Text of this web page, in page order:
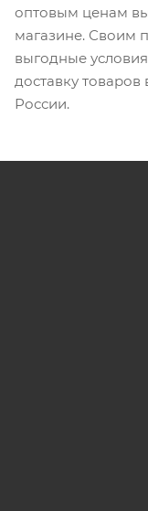
оптовым ценам
магазине. Своим
выгодные
доставку
России.